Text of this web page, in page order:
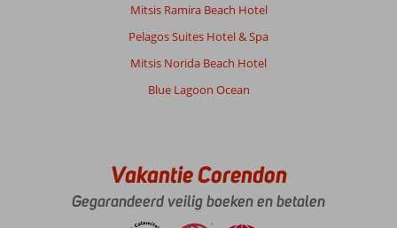
Mitsis Ramira Beach Hotel
Pelagos Suites Hotel & Spa
Mitsis Norida Beach Hotel
Blue Lagoon Ocean
Vakantie Corendon
Gegarandeerd veilig boeken en betalen